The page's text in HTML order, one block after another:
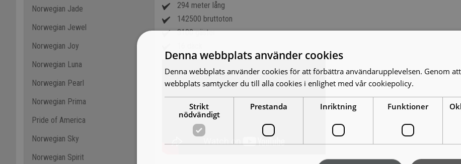
Norwegian Jade
Norwegian Jewel
Norwegian Joy
Norwegian Luna
Norwegian Pearl
Norwegian Prima
Pride of America
Norwegian Sky
Norwegian Spirit
294 meter lång
142500 bruttoton
3100 gäster
Denna webbplats använder cookies
Denna webbplats använder cookies för att förbättra användarupplevelsen. Genom
webbplats samtycker du till alla cookies i enlighet med vår cookiepolicy.
Strikt
nödvändigt
Prestanda Inriktning Funktioner